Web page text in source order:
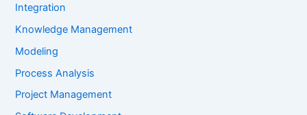
Integration
Knowledge Management
Modeling
Process Analysis
Project Management